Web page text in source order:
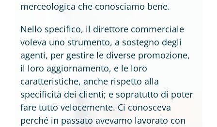
merceologica che conosciamo bene.
Nello specifico, il direttore commerciale
voleva uno strumento, a sostegno degli
agenti, per gestire le diverse promozione,
il loro aggiornamento, e le loro
caratteristiche, anche rispetto alla
specificità dei clienti; e sopratutto di poter
fare tutto velocemente. Ci conosceva
perché in passato avevamo lavorato con